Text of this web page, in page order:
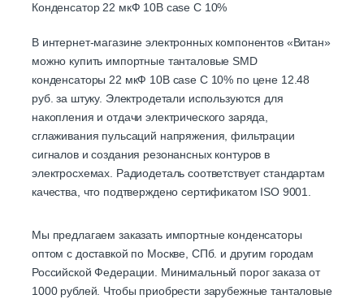
Конденсатор 22 мкФ 10В case C 10%
В интернет-магазине электронных компонентов «Витан»
можно купить импортные танталовые SMD
конденсаторы 22 мкФ 10В case C 10% по цене 12.48
руб. за штуку. Электродетали используются для
накопления и отдачи электрического заряда,
сглаживания пульсаций напряжения, фильтрации
сигналов и создания резонансных контуров в
электросхемах. Радиодеталь соответствует стандартам
качества, что подтверждено сертификатом ISO 9001.
Мы предлагаем заказать импортные конденсаторы
оптом с доставкой по Москве, СПб. и другим городам
Российской Федерации. Минимальный порог заказа от
1000 рублей. Чтобы приобрести зарубежные танталовые